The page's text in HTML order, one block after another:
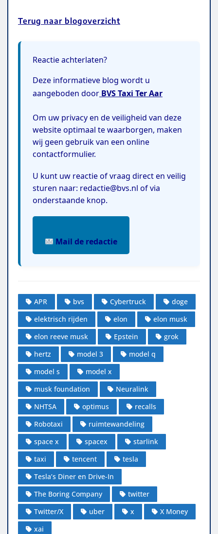
Terug naar blogoverzicht
Reactie achterlaten?
Deze informatieve blog wordt u
aangeboden door BVS Taxi Ter Aar
Om uw privacy en de veiligheid van deze
website optimaal te waarborgen, maken
wij geen gebruik van een online
contactformulier.
U kunt uw reactie of vraag direct en veilig
sturen naar: redactie@bvs.nl of via
onderstaande knop.
Mail de redactie
APR bvs Cybertruck
doge
elektrisch rijden
elon
elon musk
elon reeve musk
Epstein
grok
hertz
model 3
model q
model s
model x
musk foundation
Neuralink
NHTSA
optimus
recalls
Robotaxi
ruimtewandeling
space x
spacex
starlink
taxi
tencent
tesla
Tesla’s Diner en Drive-In
The Boring Company
twitter
Twitter/X
uber x
X Money
xai